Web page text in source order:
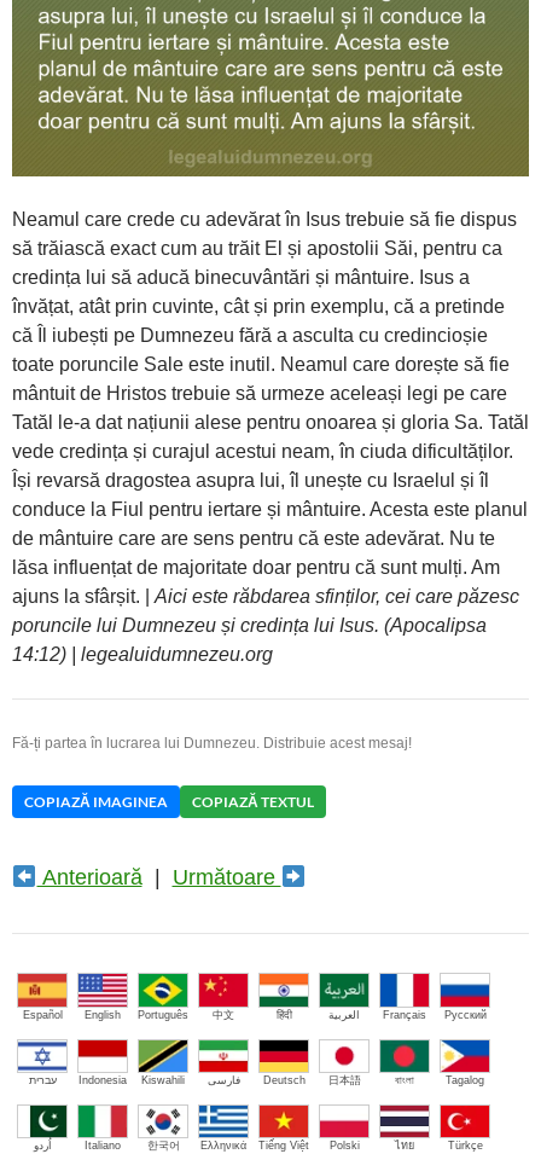
Neamul care crede cu adevărat în Isus trebuie să fie dispus
să trăiască exact cum au trăit El și apostolii Săi, pentru ca
credința lui să aducă binecuvântări și mântuire. Isus a
învățat, atât prin cuvinte, cât și prin exemplu, că a pretinde
că Îl iubești pe Dumnezeu fără a asculta cu credincioșie
toate poruncile Sale este inutil. Neamul care dorește să fie
mântuit de Hristos trebuie să urmeze aceleași legi pe care
Tatăl le-a dat națiunii alese pentru onoarea și gloria Sa. Tatăl
vede credința și curajul acestui neam, în ciuda dificultăților.
Își revarsă dragostea asupra lui, îl unește cu Israelul și îl
conduce la Fiul pentru iertare și mântuire. Acesta este planul
de mântuire care are sens pentru că este adevărat. Nu te
lăsa influențat de majoritate doar pentru că sunt mulți. Am
ajuns la sfârșit. | Aici este răbdarea sfinților, cei care păzesc
poruncile lui Dumnezeu și credința lui Isus. (Apocalipsa
14:12) | legealuidumnezeu.org
Fă-ți partea în lucrarea lui Dumnezeu. Distribuie acest mesaj!
COPIAZĂ IMAGINEA COPIAZĂ TEXTUL
Anterioară| Următoare
Español English Português 中文 हिंदी العربية Français Русский
עברית Indonesia Kiswahili فارسی Deutsch 日本語 বাংলা Tagalog
اُردو Italiano 한국어 Ελληνικά Tiếng Việt Polski ไทย Türkçe